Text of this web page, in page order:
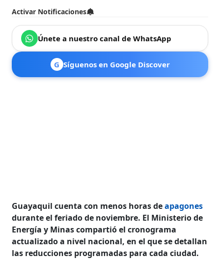
Activar Notificaciones
Únete a nuestro canal de WhatsApp
G Síguenos en Google Discover
Guayaquil cuenta con menos horas deapagones
durante el feriado de noviembre. El Ministerio de
Energía y Minas compartió el cronograma
actualizado a nivel nacional, en el que se detallan
las reducciones programadas para cada ciudad.